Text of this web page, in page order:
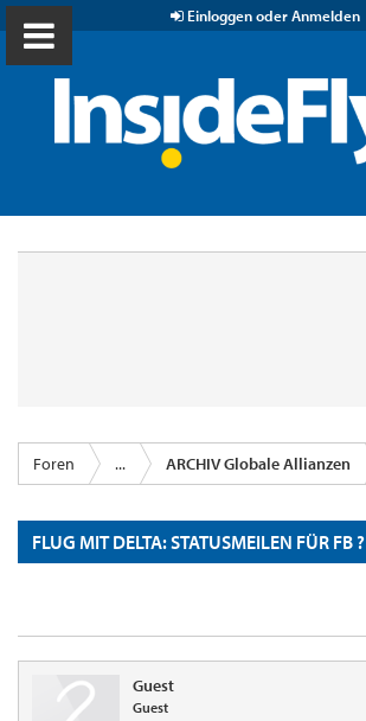
Einloggen oder Anmelden
Foren ... ARCHIV Globale Allianzen
FLUG MIT DELTA: STATUSMEILEN FÜR FB ?
Guest
Guest